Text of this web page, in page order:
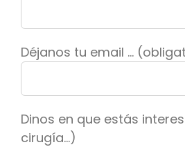
Déjanos tu email ...
Dinos en que estás
cirugía...)